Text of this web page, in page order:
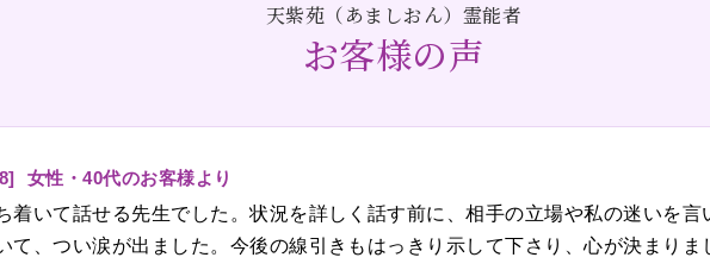
天紫苑（あましおん）霊能者
お客様の声
]
女性・40代のお客様より
着いて話せる先生でした。状況を詳しく話す前に、相手の立場や私の迷いを言
て、つい涙が出ました。今後の線引きもはっきり示して下さり、心が決まりま